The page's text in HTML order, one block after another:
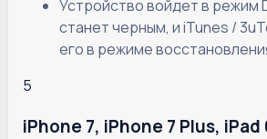
Устройство войдет в режим
станет черным, и iTunes /
его в режиме
5
iPhone 7, iPhone 7 Plus,